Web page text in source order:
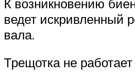
К возникновению
ведет искривленный
вала.
Трещотка не